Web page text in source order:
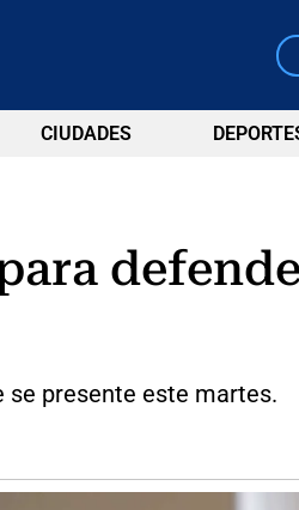
CIUDADES
se presente este martes.